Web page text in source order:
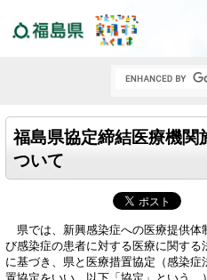
福島県協定締結医療機関
ついて
県では、新興感染症への医療提供体
び感染症の患者に対する医療に関する
に基づき、県と医療措置協定（感染